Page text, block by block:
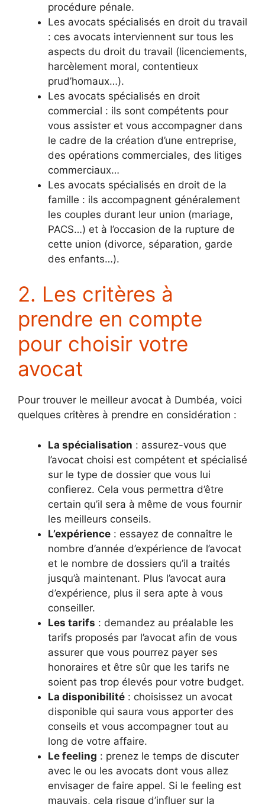
procédure pénale.
Les avocats spécialisés en droit du travail
: ces avocats interviennent sur tous les
aspects du droit du travail (licenciements,
harcèlement moral, contentieux
prud’homaux…).
Les avocats spécialisés en droit
commercial : ils sont compétents pour
vous assister et vous accompagner dans
le cadre de la création d’une entreprise,
des opérations commerciales, des litiges
commerciaux…
Les avocats spécialisés en droit de la
famille : ils accompagnent généralement
les couples durant leur union (mariage,
PACS…) et à l’occasion de la rupture de
cette union (divorce, séparation, garde
des enfants…).
2. Les critères à
prendre en compte
pour choisir votre
avocat
Pour trouver le meilleur avocat à Dumbéa, voici
quelques critères à prendre en considération :
La spécialisation : assurez-vous que
l’avocat choisi est compétent et spécialisé
sur le type de dossier que vous lui
confierez. Cela vous permettra d’être
certain qu’il sera à même de vous fournir
les meilleurs conseils.
L’expérience : essayez de connaître le
nombre d’année d’expérience de l’avocat
et le nombre de dossiers qu’il a traités
jusqu’à maintenant. Plus l’avocat aura
d’expérience, plus il sera apte à vous
conseiller.
Les tarifs : demandez au préalable les
tarifs proposés par l’avocat afin de vous
assurer que vous pourrez payer ses
honoraires et être sûr que les tarifs ne
soient pas trop élevés pour votre budget.
La disponibilité : choisissez un avocat
disponible qui saura vous apporter des
conseils et vous accompagner tout au
long de votre affaire.
Le feeling : prenez le temps de discuter
avec le ou les avocats dont vous allez
envisager de faire appel. Si le feeling est
mauvais, cela risque d’influer sur la